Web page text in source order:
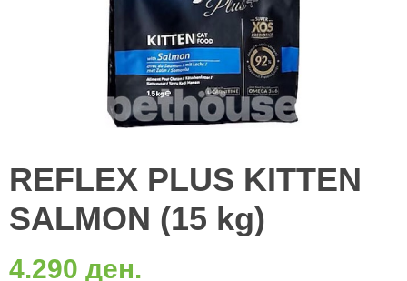
REFLEX PLUS KITTEN
SALMON (15 kg)
4.290 ден.